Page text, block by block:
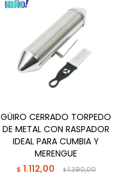
GÜIRO CERRADO TORPEDO
DE METAL CON RASPADOR
IDEAL PARA CUMBIA Y
MERENGUE
$ 1.112,00 $1.390,00